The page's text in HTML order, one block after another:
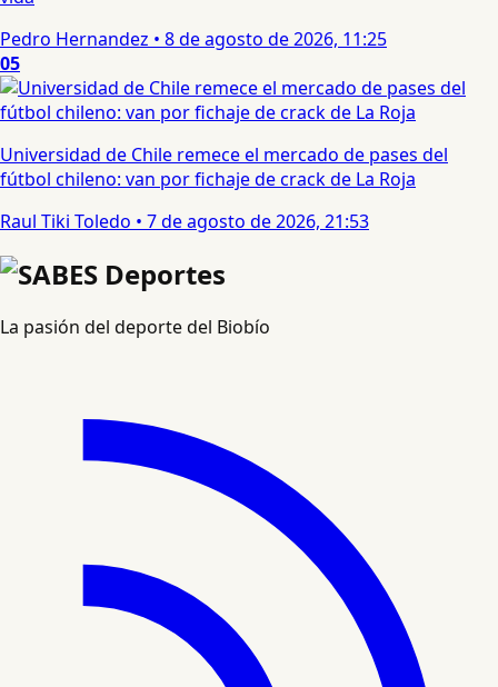
Pedro Hernandez • 8 de agosto de 2026, 11:25
05
Universidad de Chile remece el mercado de pases del
fútbol chileno: van por fichaje de crack de La Roja
Raul Tiki Toledo • 7 de agosto de 2026, 21:53
La pasión del deporte del Biobío